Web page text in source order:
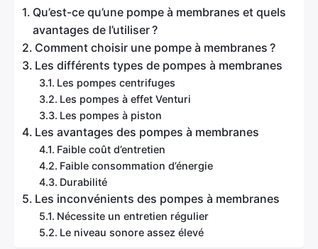
Qu’est-ce qu’une pompe à membranes et quels
avantages de l’utiliser ?
Comment choisir une pompe à membranes ?
Les différents types de pompes à membranes
Les pompes centrifuges
Les pompes à effet Venturi
Les pompes à piston
Les avantages des pompes à membranes
Faible coût d’entretien
Faible consommation d’énergie
Durabilité
Les inconvénients des pompes à membranes
Nécessite un entretien régulier
Le niveau sonore assez élevé